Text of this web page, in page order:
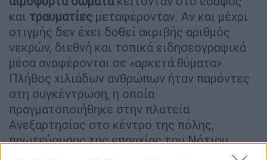
και τραυματίες μεταφέρονταν. Αν και μέχρι
στιγμής δεν έχει δοθεί ακριβής αριθμός
νεκρών, διεθνή και τοπικά ειδησεογραφικά
μέσα αναφέρονται σε «αρκετά θύματα».
Πλήθος χιλιάδων ανθρώπων ήταν παρόντες
στη συγκέντρωση, η οποία
πραγματοποιήθηκε στην πλατεία
Ανεξαρτησίας στο κέντρο της πόλης,
πρωτεύουσας της επαρχίας του Νότιου